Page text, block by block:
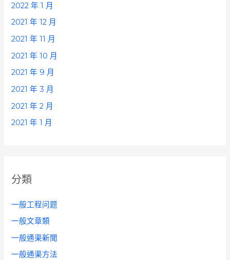
2022 年 1 月
2021 年 12 月
2021 年 11 月
2021 年 10 月
2021 年 9 月
2021 年 3 月
2021 年 2 月
2021 年 1 月
分類
一般工程问题
一般文章類
一般通渠新聞
一般通渠方法